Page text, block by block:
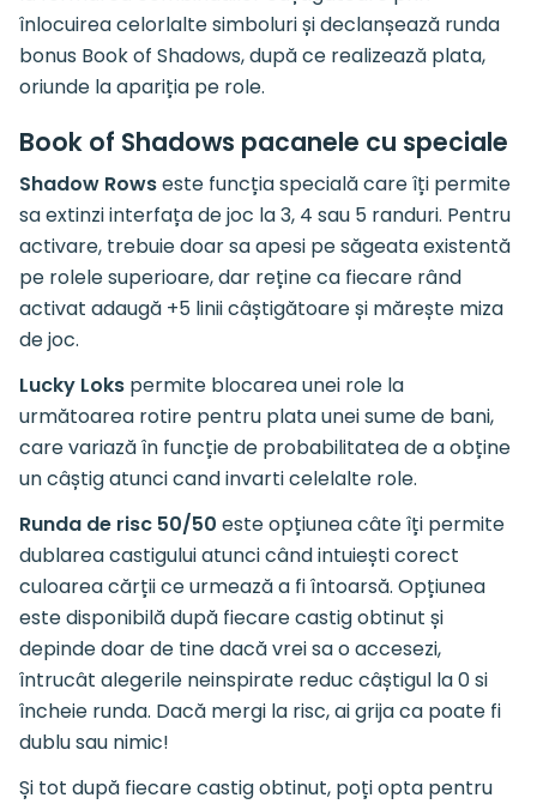
înlocuirea celorlalte simboluri și declanșează runda
bonus Book of Shadows, după ce realizează plata,
oriunde la apariția pe role.
Book of Shadows pacanele cu speciale
Shadow Rowseste funcția specială care îți permite
sa extinzi interfața de joc la 3, 4 sau 5 randuri. Pentru
activare, trebuie doar sa apesi pe săgeata existentă
pe rolele superioare, dar reține ca fiecare rând
activat adaugă +5 linii câștigătoare și mărește miza
de joc.
Lucky Loks permite blocarea unei role la
următoarea rotire pentru plata unei sume de bani,
care variază în funcție de probabilitatea de a obține
un câștig atunci cand invarti celelalte role.
Runda de risc 50/50 este opțiunea câte îți permite
dublarea castigului atunci când intuiești corect
culoarea cărții ce urmează a fi întoarsă. Opțiunea
este disponibilă după fiecare castig obtinut și
depinde doar de tine dacă vrei sa o accesezi,
întrucât alegerile neinspirate reduc câștigul la 0 si
încheie runda. Dacă mergi la risc, ai grija ca poate fi
dublu sau nimic!
Și tot după fiecare castig obtinut, poți opta pentru